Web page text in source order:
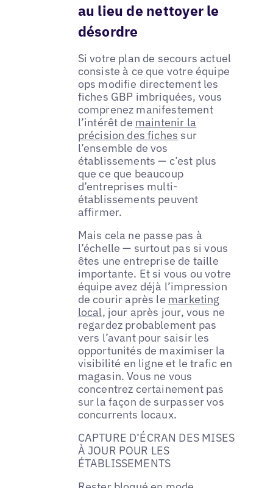
au lieu de nettoyer le
désordre
Si votre plan de secours actuel
consiste à ce que votre équipe
ops modifie directement les
fiches GBP imbriquées, vous
comprenez manifestement
l’intérêt de maintenir la
précision des fiches sur
l’ensemble de vos
établissements — c’est plus
que ce que beaucoup
d’entreprises multi-
établissements peuvent
affirmer.
Mais cela ne passe pas à
l’échelle — surtout pas si vous
êtes une entreprise de taille
importante. Et si vous ou votre
équipe avez déjà l’impression
de courir après le marketing
local, jour après jour, vous ne
regardez probablement pas
vers l’avant pour saisir les
opportunités de maximiser la
visibilité en ligne et le trafic en
magasin. Vous ne vous
concentrez certainement pas
sur la façon de surpasser vos
concurrents locaux.
CAPTURE D’ÉCRAN DES MISES
À JOUR POUR LES
ÉTABLISSEMENTS